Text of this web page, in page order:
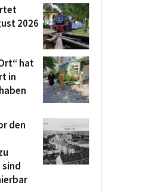
2026
hat
in
den